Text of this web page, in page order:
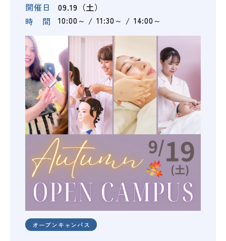
開催日
09.19（土）
時 間
10:00～ 11:30～ 14:00～
オープンキャンパス